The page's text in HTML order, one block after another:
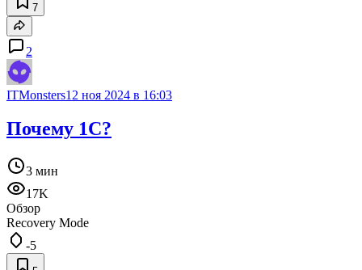
7
2
ITMonsters12 ноя 2024 в 16:03
Почему 1С?
3 мин
17K
Обзор
Recovery Mode
-5